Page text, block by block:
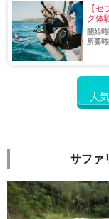
【
グ体
べる
開始
所要
人
サファ